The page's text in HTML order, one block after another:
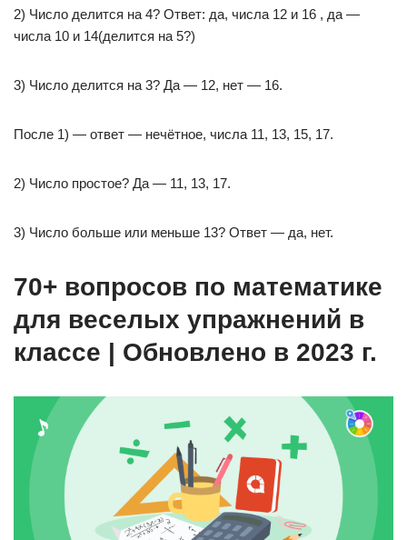
2) Число делится на 4? Ответ: да, числа 12 и 16 , да —
числа 10 и 14(делится на 5?)
3) Число делится на 3? Да — 12, нет — 16.
После 1) — ответ — нечётное, числа 11, 13, 15, 17.
2) Число простое? Да — 11, 13, 17.
3) Число больше или меньше 13? Ответ — да, нет.
70+ вопросов по математике
для веселых упражнений в
классе | Обновлено в 2023 г.